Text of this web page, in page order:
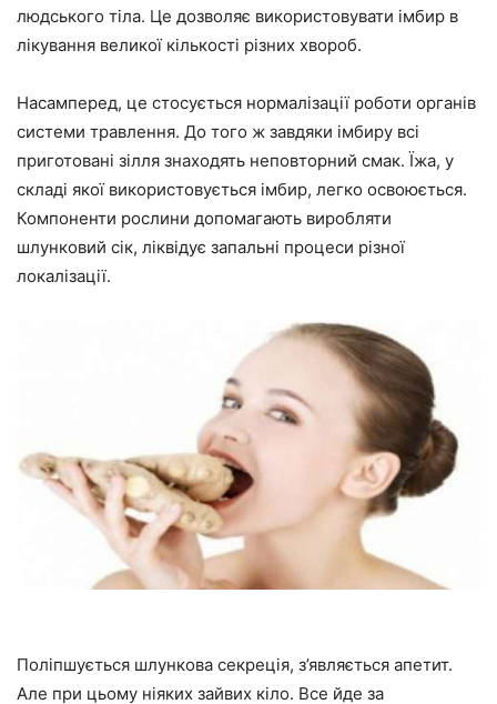
людського тіла. Це дозволяє використовувати імбир в
лікування великої кількості різних хвороб.
Насамперед, це стосується нормалізації роботи органів
системи травлення. До того ж завдяки імбиру всі
приготовані зілля знаходять неповторний смак. Їжа, у
складі якої використовується імбир, легко освоюється.
Компоненти рослини допомагають виробляти
шлунковий сік, ліквідує запальні процеси різної
локалізації.
Поліпшується шлункова секреція, з’являється апетит.
Але при цьому ніяких зайвих кіло. Все йде за